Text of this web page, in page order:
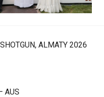
ALMATY 2026
AUS